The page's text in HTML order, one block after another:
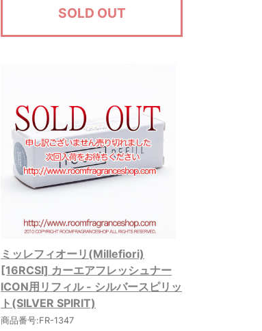
SOLD OUT
ミッレフィオーリ(Millefiori)
[16RCSI] カーエアフレッシュナー
ICON用リフィル - シルバースピリッ
ト(SILVER SPIRIT)
商品番号:FR-1347